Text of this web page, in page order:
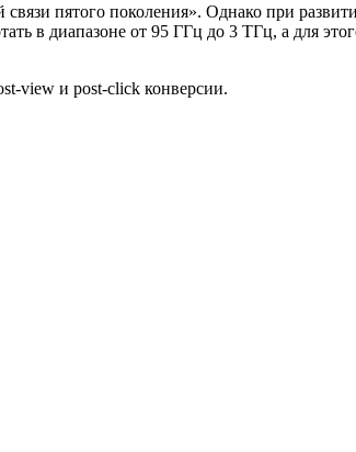
пятого поколения». Однако при
в диапазоне от 95 ГГц до 3 ТГц, а для
view и post-click конверсии.